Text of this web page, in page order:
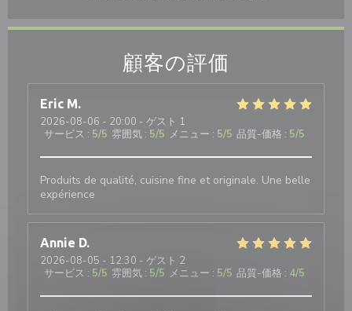
顧客の評価
Eric M
2026-08-06 - 20:00 - ゲスト 1
サービス : 5/5 雰囲気 : 5/5 メニュー : 5/5 品質-価格 : 5/5
Produits de qualité, cuisine fine et originale. Une belle
expérience
Annie D
2026-08-05 - 12:30 - ゲスト 2
サービス : 5/5 雰囲気 : 5/5 メニュー : 5/5 品質-価格 : 4/5